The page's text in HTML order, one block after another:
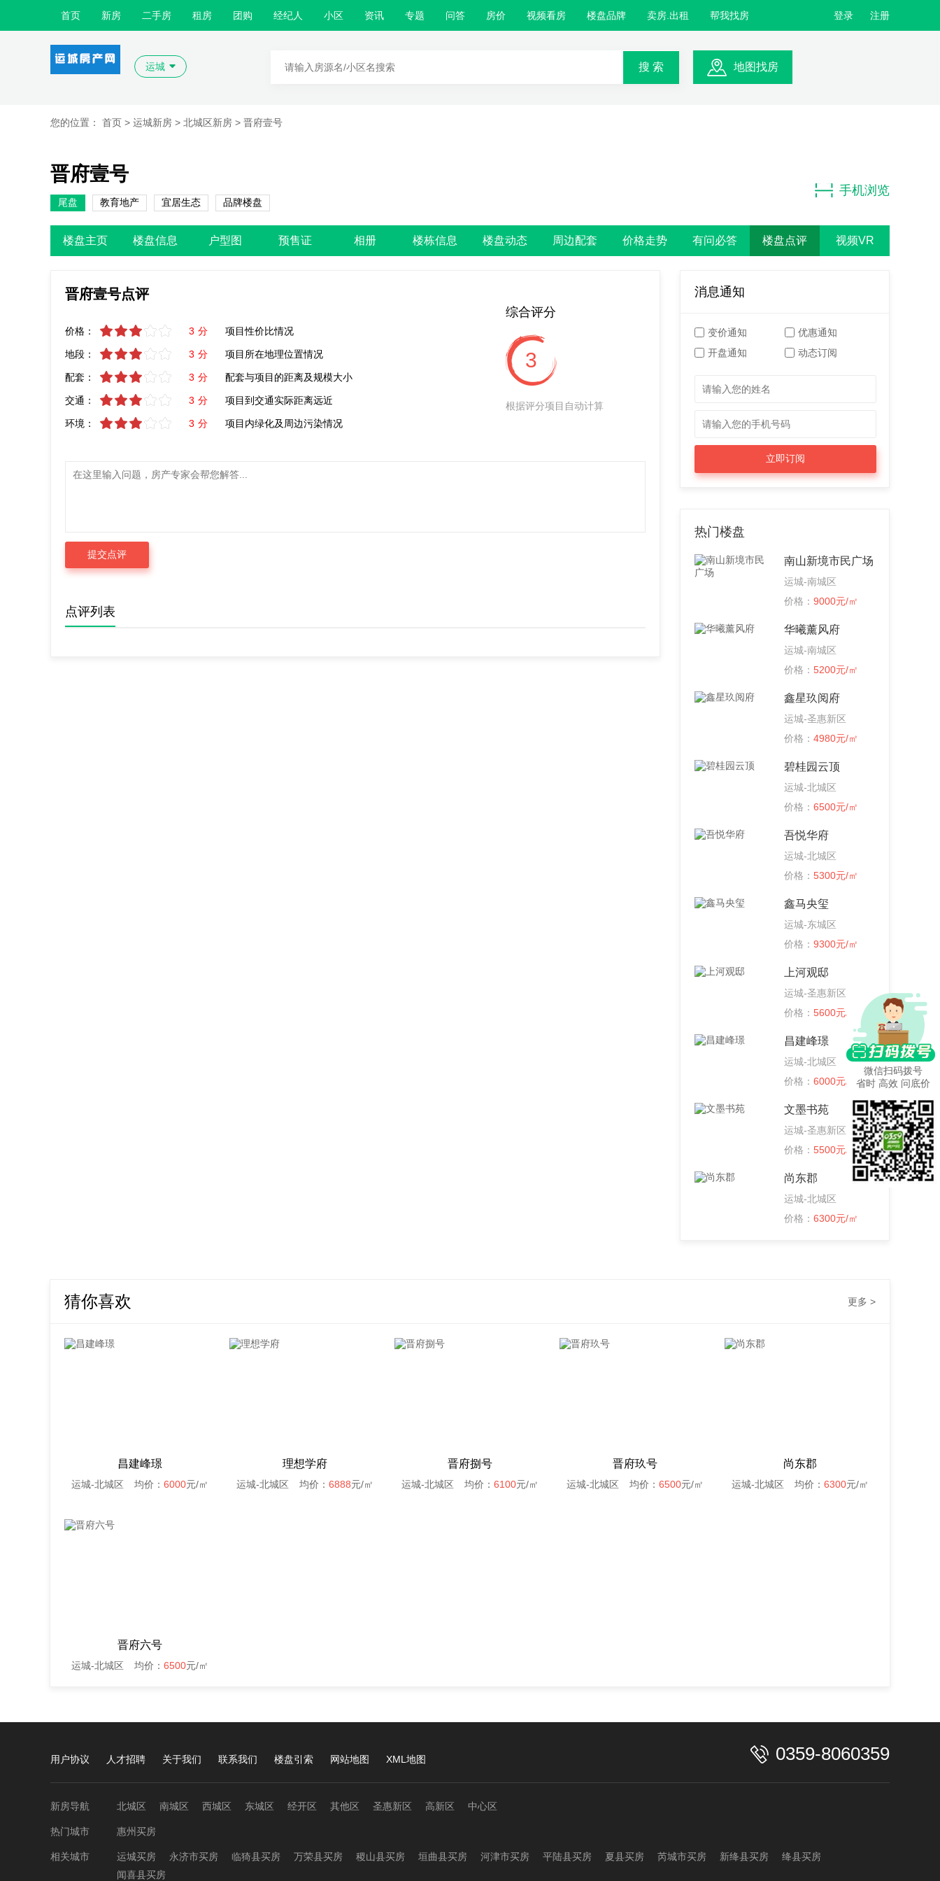
首页 新房 二手房 租房 团购 经纪人 小区 资讯 专题 问答 房价 视频看房 楼盘品牌 卖房.出租 帮我找房 登录 注册
运城 搜 索 地图找房
您的位置： 首页 > 运城新房 > 北城区新房 > 晋府壹号
晋府壹号
尾盘 教育地产 宜居生态 品牌楼盘
手机浏览
楼盘主页 楼盘信息 户型图 预售证 相册 楼栋信息 楼盘动态 周边配套 价格走势 有问必答 楼盘点评 视频VR
晋府壹号点评
价格： 3 分 项目性价比情况
地段： 3 分 项目所在地理位置情况
配套： 3 分 配套与项目的距离及规模大小
交通： 3 分 项目到交通实际距离远近
环境： 3 分 项目内绿化及周边污染情况
综合评分
3
根据评分项目自动计算
点评列表
消息通知
变价通知
优惠通知
开盘通知
动态订阅
立即订阅
热门楼盘
南山新境市民广场
运城-南城区
价格： 9000元/㎡
华曦薰风府
运城-南城区
价格： 5200元/㎡
鑫星玖阅府
运城-圣惠新区
价格： 4980元/㎡
碧桂园云顶
运城-北城区
价格： 6500元/㎡
吾悦华府
运城-北城区
价格： 5300元/㎡
鑫马央玺
运城-东城区
价格： 9300元/㎡
上河观邸
运城-圣惠新区
价格： 5600元/㎡
昌建峰璟
运城-北城区
价格： 6000元/㎡
文墨书苑
运城-圣惠新区
价格： 5500元/㎡
尚东郡
运城-北城区
价格： 6300元/㎡
猜你喜欢 更多 >
昌建峰璟
运城-北城区 均价： 6000元/㎡
理想学府
运城-北城区 均价： 6888元/㎡
晋府捌号
运城-北城区 均价： 6100元/㎡
晋府玖号
运城-北城区 均价： 6500元/㎡
尚东郡
运城-北城区 均价： 6300元/㎡
晋府六号
运城-北城区 均价： 6500元/㎡
微信扫码拨号
省时 高效 问底价
用户协议 人才招聘 关于我们 联系我们 楼盘引索 网站地图 XML地图 0359-8060359
新房导航 北城区 南城区 西城区 东城区 经开区 其他区 圣惠新区 高新区 中心区
热门城市 惠州买房
相关城市 运城买房 永济市买房 临猗县买房 万荣县买房 稷山县买房 垣曲县买房 河津市买房 平陆县买房 夏县买房 芮城市买房 新绛县买房
绛县买房
闻喜县买房